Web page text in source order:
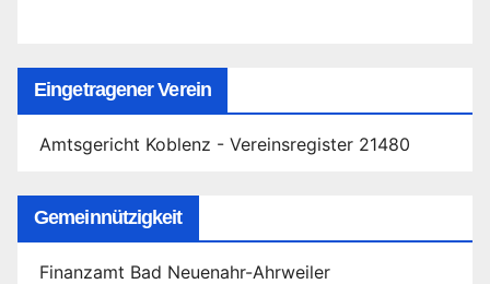
Eingetragener Verein
Amtsgericht Koblenz - Vereinsregister 21480
Gemeinnützigkeit
Finanzamt Bad Neuenahr-Ahrweiler